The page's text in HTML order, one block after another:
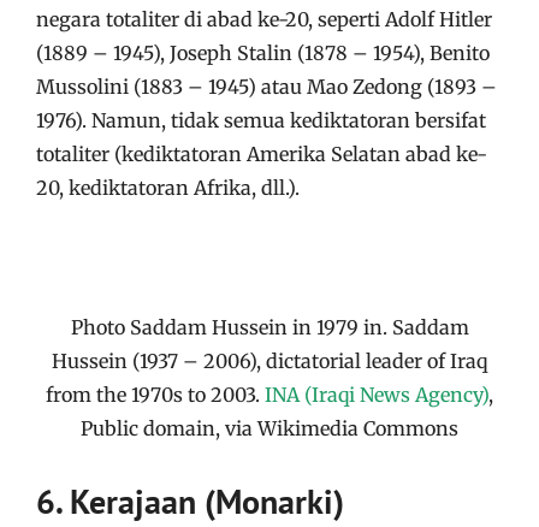
negara totaliter di abad ke-20, seperti Adolf Hitler
(1889 – 1945), Joseph Stalin (1878 – 1954), Benito
Mussolini (1883 – 1945) atau Mao Zedong (1893 –
1976). Namun, tidak semua kediktatoran bersifat
totaliter (kediktatoran Amerika Selatan abad ke-
20, kediktatoran Afrika, dll.).
Photo Saddam Hussein in 1979 in. Saddam
Hussein (1937 – 2006), dictatorial leader of Iraq
from the 1970s to 2003. INA (Iraqi News Agency),
Public domain, via Wikimedia Commons
6. Kerajaan (Monarki)